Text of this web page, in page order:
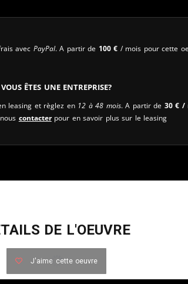
avec PayPal. A partir de 100 € / mois pour cette
Vous êtes une entreprise?
leasing et règlez en 12 à 48 mois. A partir de 30 € /
contacterpour en savoir plus sur le leasing
DE L'OEUVRE
J'aime cette oeuvre